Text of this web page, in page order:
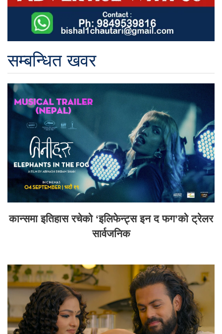
सम्बन्धित खवर
कान्समा इतिहास रचेको ‘इलिफेन्ट्स इन द फग’को ट्रेलर
सार्वजनिक